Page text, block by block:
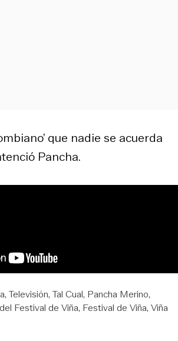
que nadie se acuerda
Pancha.
Televisión Tal Cual Pancha Merino
Festival de Viña Festival de Viña Viña